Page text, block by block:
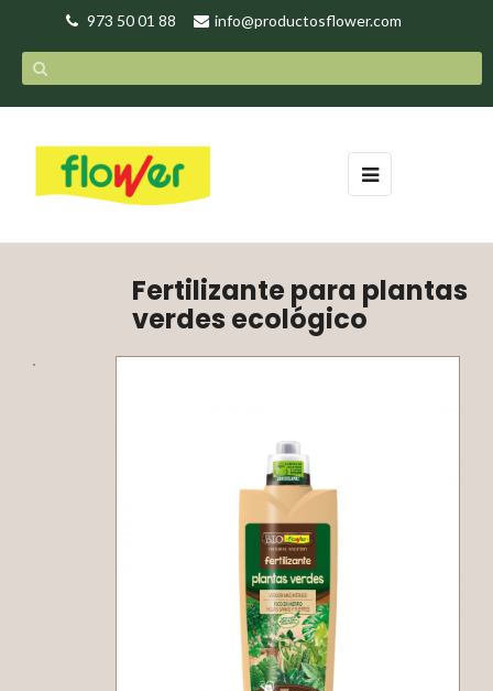
973 50 01 88 info@productosflower.com
Navegación
de
☰
Fertilizante para plantas
verdes ecológico